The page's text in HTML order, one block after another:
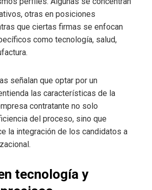
otras en posiciones
que ciertas firmas se enfocan
como tecnología, salud,
señalan que optar por un
las características de la
contratante no solo
del proceso, sino que
la integración de los candidatos a
tecnología y